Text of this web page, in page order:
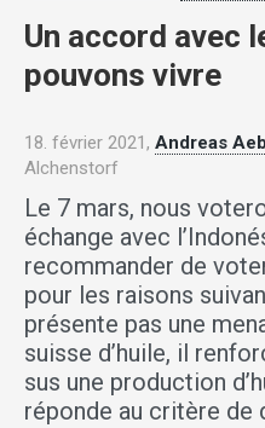
Un accord avec
pouvons vivre
18. février 2021, Andreas
Alchenstorf
Le 7 mars, nous
échange avec
recommander de
pour les raisons
présente pas une
suisse d’huile, il
sus une production
réponde au critère de